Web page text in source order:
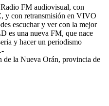
FM audiovisual, con
y con retransmisión en VIVO
escuchar y ver con la mejor
es una nueva FM, que nace
y hacer un periodismo
de la Nueva Orán, provincia de